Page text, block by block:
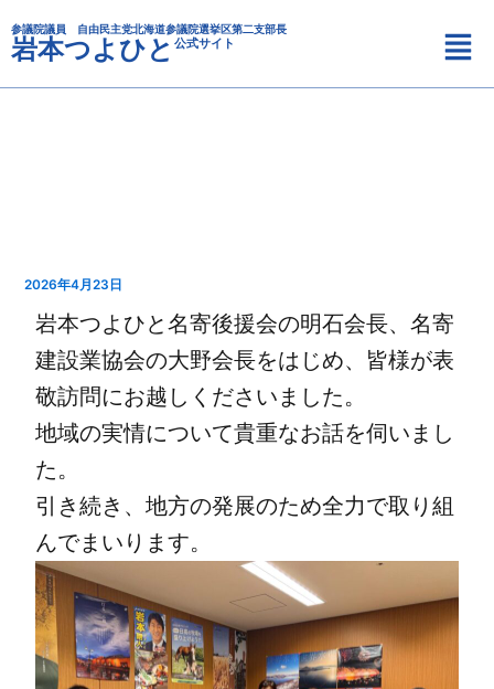
容
を
ス
参議院議員 自由民主党北海道参議院選挙区第二支部長
岩本つよひと 公式サイト
メ
ニ
ュ
2026年4月23日
岩本つよひと名寄後援会の明石会長、名寄
建設業協会の大野会長をはじめ、皆様が表
敬訪問にお越しくださいました。
地域の実情について貴重なお話を伺いまし
た。
引き続き、地方の発展のため全力で取り組
んでまいります。
テ
ゴ